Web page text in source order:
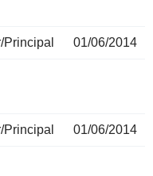
01/06/2014
01/06/2014